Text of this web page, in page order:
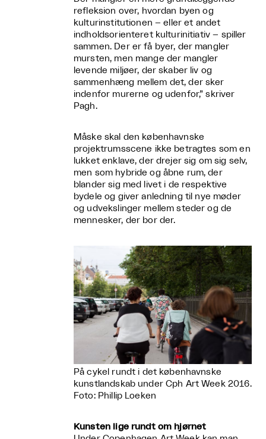
refleksion over, hvordan byen og
kulturinstitutionen – eller et andet
indholdsorienteret kulturinitiativ – spiller
sammen. Der er få byer, der mangler
mursten, men mange der mangler
levende miljøer, der skaber liv og
sammenhæng mellem det, der sker
indenfor murerne og udenfor,” skriver
Pagh.
Måske skal den københavnske
projektrumsscene ikke betragtes som en
lukket enklave, der drejer sig om sig selv,
men som hybride og åbne rum, der
blander sig med livet i de respektive
bydele og giver anledning til nye møder
og udvekslinger mellem steder og de
mennesker, der bor der.
På cykel rundt i det københavnske
kunstlandskab under Cph Art Week 2016.
Foto: Phillip Loeken
Kunsten lige rundt om hjørnet